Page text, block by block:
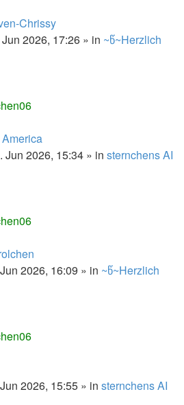
Chrissy
2026, 17:26 » in ~წ~Herzlich
Jun 2026, 15:34 » in sternchens AI
2026, 16:09 » in ~წ~Herzlich
2026, 15:55 » in sternchens AI